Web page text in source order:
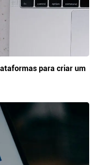
para criar um